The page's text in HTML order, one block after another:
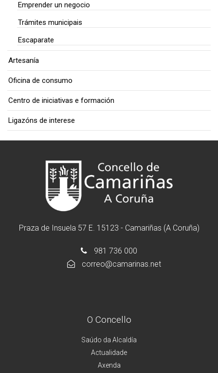
Emprender un negocio
Trámites municipais
Escaparate
Artesanía
Oficina de consumo
Centro de iniciativas e formación
Ligazóns de interese
Praza de Insuela 57 E. 15123 - Camariñas (A Coruña)
981 736 000
correo@camarinas.net
O Concello
Saúdo da Alcaldía
Actualidade
Axenda